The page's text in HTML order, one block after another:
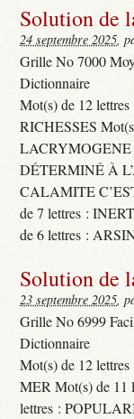
Solution de
24 septembre 2025,
Grille No 7000
Dictionnaire
Mot(s) de 12
RICHESSES
LACRYMOGENE
DÉTERMINÉ À
CALAMITE
de 7 lettres :
de 6 lettres :
Solution de
23 septembre 2025,
Grille No 6999
Dictionnaire
Mot(s) de 12
MER Mot(s) de
lettres :